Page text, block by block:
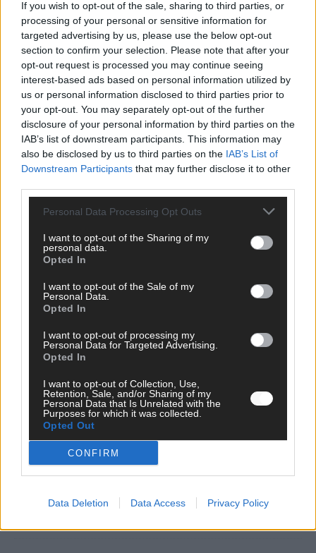
If you wish to opt-out of the sale, sharing to third parties, or
processing of your personal or sensitive information for
targeted advertising by us, please use the below opt-out
section to confirm your selection. Please note that after your
opt-out request is processed you may continue seeing
interest-based ads based on personal information utilized by
us or personal information disclosed to third parties prior to
your opt-out. You may separately opt-out of the further
disclosure of your personal information by third parties on the
IAB’s list of downstream participants. This information may
also be disclosed by us to third parties on the IAB’s List of
Downstream Participants that may further disclose it to other
Personal Data Processing Opt Outs
I want to opt-out of the Sharing of my
personal data.
Opted In
I want to opt-out of the Sale of my
Personal Data.
Opted In
I want to opt-out of processing my
Personal Data for Targeted Advertising.
Opted In
I want to opt-out of Collection, Use,
Retention, Sale, and/or Sharing of my
Personal Data that Is Unrelated with the
Purposes for which it was collected.
Opted Out
CONFIRM
Data Deletion Data Access Privacy Policy
oder crazy Trends – wir checken alles für euch, filtern das
Wichtigste raus und bringen’s auf den Punkt.
TOP STORIES
Europa-Park 2026 macht vieles neu
DARA gewinnt verdient, Israel beunruhigend –
KOMMENTAR
Mai 2026
KOMMENTAR
ESC-Finale morgen: Finnland Favorit, Australien
aufgestiegen – alle 25 Acts im Kurzcheck
Mai 2026
war solide, aber kein Feuerwerk